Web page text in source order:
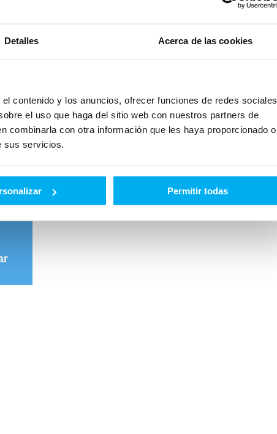
Detalles Acerca de las cookies
contenido y los anuncios, ofrecer funciones de redes sociales
el uso que haga del sitio web con nuestros partners de
combinarla con otra información que les haya proporcionado o
sus servicios.
Permitir todas
cómo les fue.